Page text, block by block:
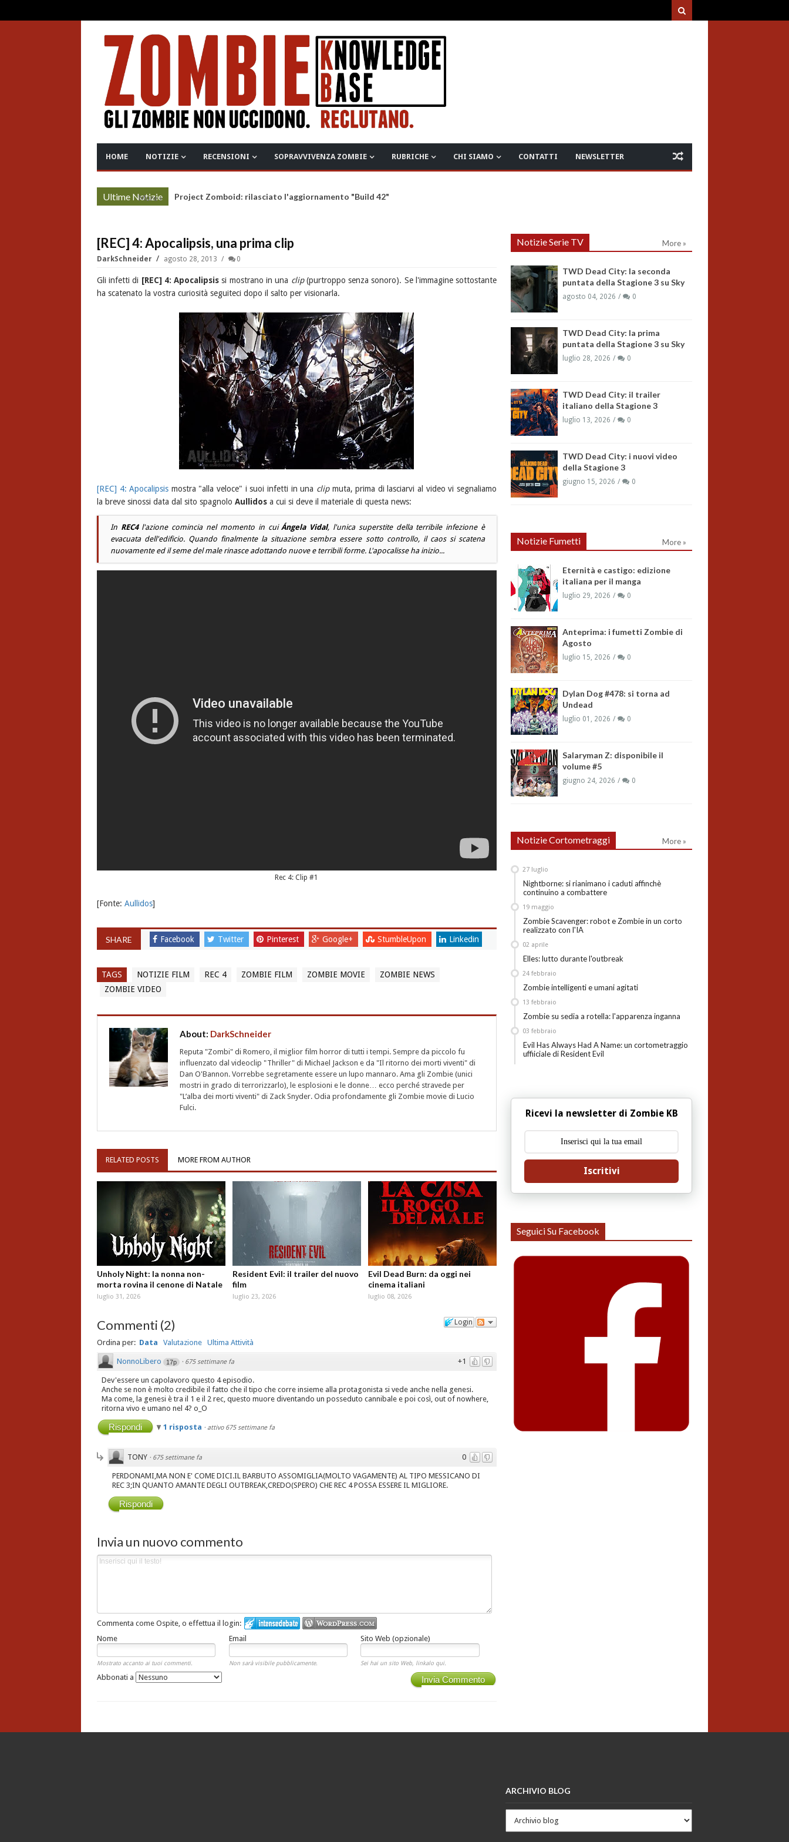
HOME NOTIZIE RECENSIONI SOPRAVVIVENZA ZOMBIE RUBRICHE CHI SIAMO CONTATTI NEWSLETTER
Ultime Notizie
More » Project Zomboid: rilasciato l'aggiornamento "Build 42"
[REC] 4: Apocalipsis, una prima clip
DarkSchneider agosto 28, 2013 0
Gli infetti di [REC] 4: Apocalipsis si mostrano in una clip(purtroppo senza sonoro). Se l'immagine sottostante
ha scatenato la vostra curiosità seguiteci dopo il salto per visionarla.
[REC] 4: Apocalipsis mostra "alla veloce" i suoi infetti in una clipmuta, prima di lasciarvi al video vi segnaliamo
la breve sinossi data dal sito spagnolo Aullidosa cui si deve il materiale di questa news:
In REC4l'azione comincia nel momento in cuiÁngela Vidal, l'unica superstite della terribile infezione è
evacuata dell'edificio. Quando finalmente la situazione sembra essere sotto controllo, il caos si scatena
nuovamente ed il seme del male rinasce adottando nuove e terribili forme. L'apocalisse ha inizio...
Rec 4: Clip #1
[Fonte: Aullidos]
SHARE Facebook Twitter Pinterest Google+ StumbleUpon Linkedin
TAGS NOTIZIE FILM REC 4 ZOMBIE FILM ZOMBIE MOVIE
ZOMBIE NEWS
ZOMBIE VIDEO
About: DarkSchneider
Reputa "Zombi" di Romero, il miglior film horror di tutti i tempi. Sempre da piccolo fu
influenzato dal videoclip "Thriller" di Michael Jackson e da "Il ritorno dei morti viventi" di
Dan O'Bannon. Vorrebbe segretamente essere un lupo mannaro. Ama gli Zombie (unici
mostri in grado di terrorizzarlo), le esplosioni e le donne… ecco perché stravede per
"L’alba dei morti viventi" di Zack Snyder. Odia profondamente gli Zombie movie di Lucio
Fulci.
RELATED POSTS MORE FROM AUTHOR
Unholy Night: la nonna non-
morta rovina il cenone di Natale
luglio 31, 2026
Resident Evil: il trailer del nuovo
film
luglio 23, 2026
Evil Dead Burn: da oggi nei
cinema italiani
luglio 08, 2026
Login
Commenti (2)
Ordina per: Data Valutazione Ultima Attività
+1
NonnoLibero 17p · 675 settimane fa
Dev'essere un capolavoro questo 4 episodio.
Anche se non è molto credibile il fatto che il tipo che corre insieme alla protagonista si vede anche nella genesi.
Ma come, la genesi è tra il 1 e il 2 rec, questo muore diventando un posseduto cannibale e poi così, out of nowhere,
ritorna vivo e umano nel 4? o_O
Rispondi 1 risposta · attivo 675 settimane fa
0
TONY · 675 settimane fa
PERDONAMI,MA NON E' COME DICI.IL BARBUTO ASSOMIGLIA(MOLTO VAGAMENTE) AL TIPO MESSICANO DI
REC 3;IN QUANTO AMANTE DEGLI OUTBREAK,CREDO(SPERO) CHE REC 4 POSSA ESSERE IL MIGLIORE.
Rispondi
Invia un nuovo commento
Commenta come Ospite, o effettua il login:
Nome
Email Sito Web (opzionale)
Mostrato accanto ai tuoi commenti. Non sarà visibile pubblicamente. Sei hai un sito Web, linkalo qui.
Invia Commento
Abbonati a
Notizie Serie TV More »
TWD Dead City: la seconda
puntata della Stagione 3 su Sky
agosto 04, 2026 0
TWD Dead City: la prima
puntata della Stagione 3 su Sky
luglio 28, 2026 0
TWD Dead City: il trailer
italiano della Stagione 3
luglio 13, 2026 0
TWD Dead City: i nuovi video
della Stagione 3
giugno 15, 2026 0
Notizie Fumetti More »
Eternità e castigo: edizione
italiana per il manga
luglio 29, 2026 0
Anteprima: i fumetti Zombie di
Agosto
luglio 15, 2026 0
Dylan Dog #478: si torna ad
Undead
luglio 01, 2026 0
Salaryman Z: disponibile il
volume #5
giugno 24, 2026 0
Notizie Cortometraggi More »
Nightborne: si rianimano i caduti affinchè
continuino a combattere
27 luglio
Zombie Scavenger: robot e Zombie in un corto
realizzato con l'IA
19 maggio
Elles: lutto durante l'outbreak
02 aprile
Zombie intelligenti e umani agitati
24 febbraio
Zombie su sedia a rotella: l'apparenza inganna
13 febbraio
Evil Has Always Had A Name: un cortometraggio
uffiiciale di Resident Evil
03 febbraio
Ricevi la newsletter di Zombie KB
Iscritivi
Seguici Su Facebook
ARCHIVIO BLOG